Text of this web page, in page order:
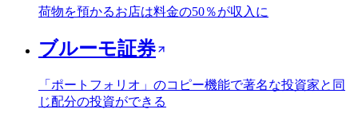
荷物を預かるお店は料金の50％が収入に
ブルーモ証券
「ポートフォリオ」のコピー機能で著名な投資家と同
じ配分の投資ができる